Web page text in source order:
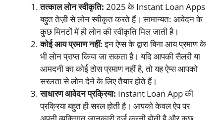
तत्काल लोन स्वीकृति: 2025 के Instant Loan Apps
बहुत तेज़ी से लोन स्वीकृत करते हैं। सामान्यत: आवेदन के
कुछ मिनटों में ही लोन की स्वीकृति मिल जाती है।
कोई आय प्रमाण नहीं:इन ऐप्स के द्वारा बिना आय प्रमाण के
भी लोन प्राप्त किया जा सकता है। यदि आपकी सैलरी या
आमदनी का कोई ठोस प्रमाण नहीं है, तो यह ऐप्स आपको
सरलता से लोन देने के लिए तैयार होते हैं।
साधारण आवेदन प्रक्रिया: Instant Loan App की
प्रक्रिया बहुत ही सरल होती है। आपको केवल ऐप पर